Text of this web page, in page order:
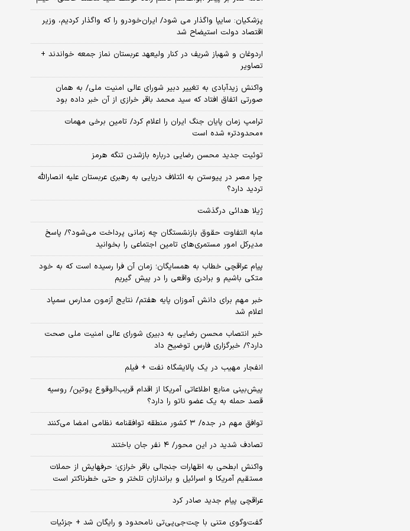
پزشکیان: سایپا واگذار می شود/ ایران‌خودرو را که واگذار کردیم، وزیر
اقتصاد دولت استیضاح شد
اردوغان و شهباز شریف در کنار ولیعهد عربستان نماز جمعه خواندند +
تصاویر
واکنش زیدآبادی به تغییر دبیر شورای عالی امنیت ملی/ به همان
صورتی اتفاق افتاد که سید محمد باقر خرازی از آن خبر داده بود
ترامپ زمان پایان جنگ ایران را اعلام کرد/ تامین برخی مهمات
«محدودتر» شده است
توئیت جدید محسن رضایی درباره بازشدن تنگه هرمز
چرا مصر در پیوستن به ائتلاف دریایی به رهبری عربستان علیه انصارالله
تردید دارد؟
ژیلا هدائی درگذشت
مابه التفاوت حقوق بازنشستگان چه زمانی پرداخت می‌شود؟/ پاسخ
مدیرکل امور مستمری‌های تامین اجتماعی را بخوانید
پیام عراقچی خطاب به همسایگان؛ زمان آن فرا رسیده است که به خود
متکی باشیم و برادری واقعی را در پیش گیریم
خبر مهم برای دانش آموزان پایه هفتم/ نتایج آزمون مدارس سمپاد
اعلام شد
خبر انتصاب محسن رضایی به دبیری شورای عالی امنیت ملی صحت
دارد؟/ خبرگزاری فارس توضیح داد
انفجار مهیب در یک پالایشگاه نفت + فیلم
پیش‌بینی منابع اطلاعاتی آمریکا از اقدام قریب‌الوقوع پوتین/ روسیه
قصد حمله به یک عضو ناتو را دارد؟
توافق مهم در جده/ ۳ کشور منطقه توافقنامه نظامی امضا می‌کنند
تصادف شدید در این محور/ ۴ نفر جان باختند
واکنش ابطحی به اظهارات جنجالی باقر خرازی؛ حرفهایش از حملات
مستقیم آمریکا و اسرائیل و براندازان تلختر و حتی خطرناکتر است
عراقچی پیام جدید صادر کرد
گفت‌وگوی متنی با چت‌جی‌پی‌تی نامحدود و رایگان شد + جزئیات